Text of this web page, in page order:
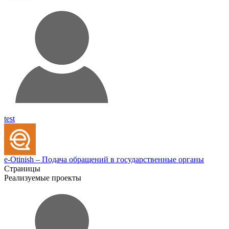
test
e-Otinish – Подача обращений в государственные органы
Страницы
Реализуемые проекты